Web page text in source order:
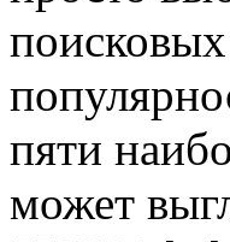
пяти
может